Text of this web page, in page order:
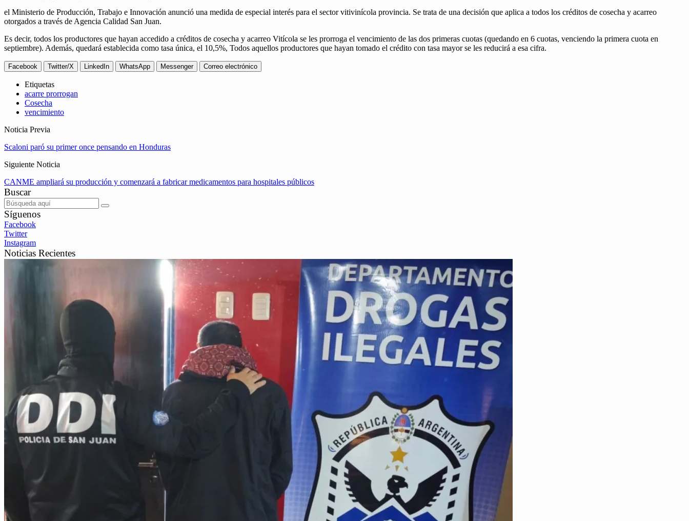
el Ministerio de Producción, Trabajo e Innovación anunció una medida de especial interés para el sector vitivinícola provincia. Se trata de una decisión que aplica a todos los créditos de cosecha y acarreo
otorgados a través de Agencia Calidad San Juan.
Es decir, todos los productores que hayan accedido a créditos de cosecha y acarreo Vitícola se les prorroga el vencimiento de las dos primeras cuotas (quedando en 6 cuotas, venciendo la primera cuota en
septiembre). Además, quedará establecida como tasa única, el 10,5%, Todos aquellos productores que hayan tomado el crédito con tasa mayor se les reducirá a esa cifra.
Facebook Twitter/X LinkedIn WhatsApp Messenger Correo electrónico
Etiquetas
acarre prorrogan
Cosecha
vencimiento
Noticia Previa
Scaloni paró su primer once pensando en Honduras
Siguiente Noticia
CANME ampliará su producción y comenzará a fabricar medicamentos para hospitales públicos
Buscar
Síguenos
Facebook
Twitter
Instagram
Noticias Recientes